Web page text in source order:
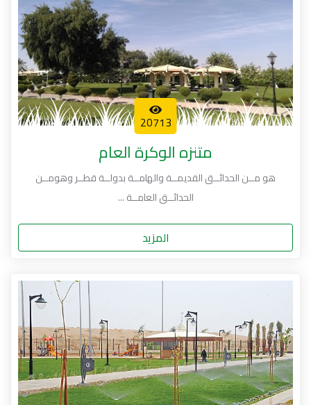
20713
متنزه الوكرة العام
هو مــن الحدائــق القديمــة والهامــة بدولــة قطــر وهومــن
الحدائــق العامــة ...
المزيد